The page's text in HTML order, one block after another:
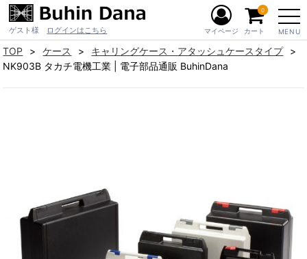
ゲスト様 ログインはこちら MENU
マイページ カート
0
TOP ケース
キャリングケース・アタッシュケースタイプ
NK903B タカチ電機工業 | 電子部品通販 BuhinDana